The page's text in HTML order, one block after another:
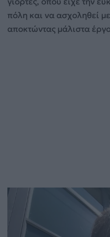
πόλη και να ασχοληθεί
αποκτώντας μάλιστα έργο